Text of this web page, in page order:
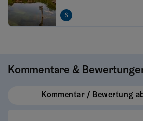
Kommentare &
Kommentar / Bewertung